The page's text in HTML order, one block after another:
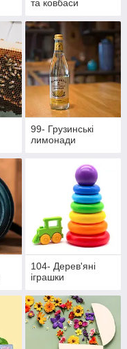
та ковбаси
99- Грузинські
лимонади
104- Дерев'яні
іграшки